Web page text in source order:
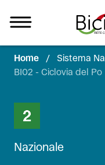
TUTTO
Home / Sistema
BI02 - Ciclovia del Po
Nazionale